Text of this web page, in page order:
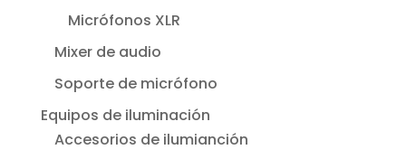
Micrófonos XLR
Mixer de audio
Soporte de micrófono
Equipos de iluminación
Accesorios de ilumianción